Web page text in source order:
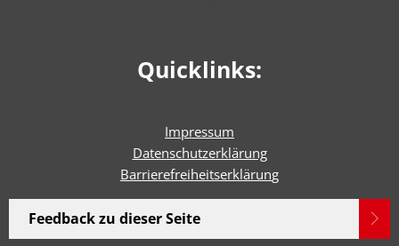
Quicklinks:
Impressum
Datenschutzerklärung
Barrierefreiheitserklärung
Feedback zu dieser Seite